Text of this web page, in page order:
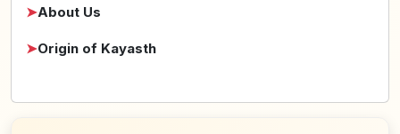
➤About Us
➤Origin of Kayasth